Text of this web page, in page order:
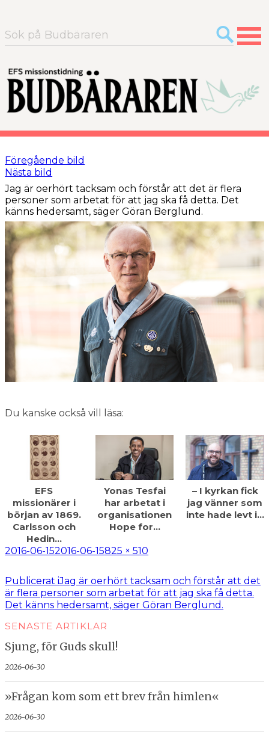
Sök
efter:
Föregående bild
Nästa bild
Jag är oerhört tacksam och förstår att det är flera
personer som arbetat för att jag ska få detta. Det
känns hedersamt, säger Göran Berglund.
Du kanske också vill läsa:
EFS
missionärer i
början av 1869.
Carlsson och
Hedin…
Yonas Tesfai
har arbetat i
organisationen
Hope for…
– I kyrkan fick
jag vänner som
inte hade levt i…
Postat
2016-06-152016-06-15Full
825 × 510
Inläggsnavigering
Publicerat iJag är oerhört tacksam och förstår att det
är flera personer som arbetat för att jag ska få detta.
Det känns hedersamt, säger Göran Berglund.
SENASTE ARTIKLAR
Sjung, för Guds skull!
2026-06-30
»Frågan kom som ett brev från himlen«
2026-06-30